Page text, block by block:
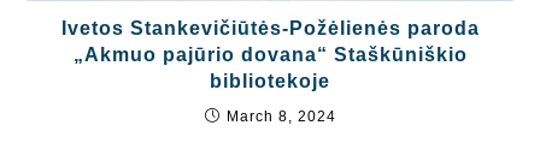
Ivetos Stankevičiūtės-Požėlienės paroda
„Akmuo pajūrio dovana“ Staškūniškio
bibliotekoje
March 8, 2024